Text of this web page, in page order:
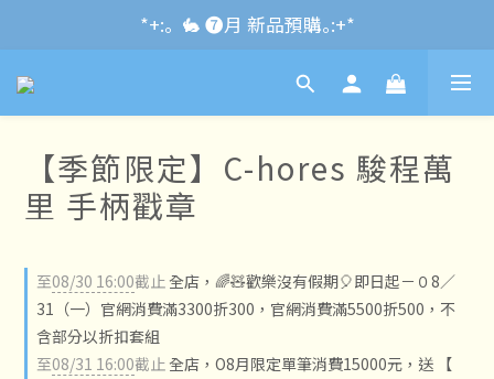
*+:｡\new / !🌌 官網消費滿千折百~RUN~:+*
*+:｡  🐇 ❼月 新品預購｡:+*
*+:｡     ❼月活動公告｡:+*
*+:｡\new / !🌌 官網消費滿千折百~RUN~:+*
【季節限定】C-hores 駿程萬
里 手柄戳章
至08/30 16:00截止全店，🌈🧸歡樂沒有假期🎈即日起－０8／
31（一）官網消費滿3300折300，官網消費滿5500折500，不
含部分以折扣套組
至08/31 16:00截止全店，O8月限定單筆消費15000元，送 【